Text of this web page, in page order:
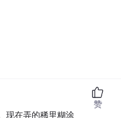
现在弄的稀里糊涂
赞